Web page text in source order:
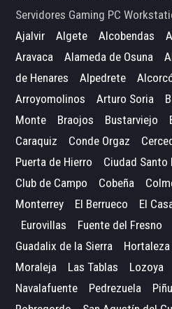
Servidores Gaming PC
Ajalvir
Algete Alcobendas
Aravaca
Alameda de Osuna
de Henares
Alpedrete
Arroyomolinos
Arturo Soria
Monte
Braojos Bustarviejo
Caraquiz
Conde Orgaz
Puerta de Hierro
Ciudad Santo
Club de Campo
Cobeña
Monterrey
El Berrueco El
Eurovillas
Fuente del Fresno
Guadalix de la Sierra
Hortaleza
Moraleja
Las Tablas Lozoya
Navalafuente
Pedrezuela